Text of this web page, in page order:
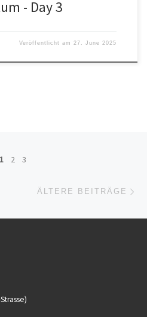
- Day 3
Veröffentlicht am27. June 2025
1 2 3
ÄLTERE BEITRÄGE